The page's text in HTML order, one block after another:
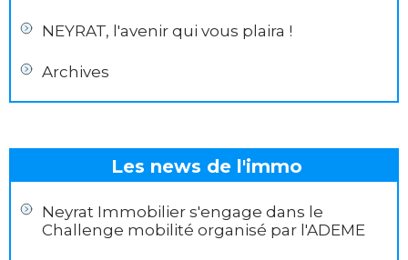
NEYRAT, l'avenir qui vous plaira !
Archives
Les news de l'immo
Neyrat Immobilier s'engage dans le
Challenge mobilité organisé par l'ADEME